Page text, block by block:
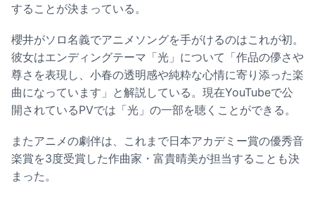
することが決まっている。
櫻井がソロ名義でアニメソングを手がけるのはこれが初。
彼女はエンディングテーマ「光」について「作品の儚さや
尊さを表現し、小春の透明感や純粋な心情に寄り添った楽
曲になっています」と解説している。現在YouTubeで公
開されているPVでは「光」の一部を聴くことができる。
またアニメの劇伴は、これまで日本アカデミー賞の優秀音
楽賞を3度受賞した作曲家・富貴晴美が担当することも決
まった。